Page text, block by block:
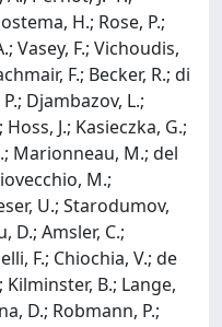
H.; Rose, P.;
Vasey, F.; Vichoudis,
F.; Becker, R.; di
Djambazov, L.;
J.; Kasieczka, G.;
Marionneau, M.; del
M.;
U.; Starodumov,
D.; Amsler, C.;
F.; Chiochia, V.; de
Kilminster, B.; Lange,
D.; Robmann, P.;